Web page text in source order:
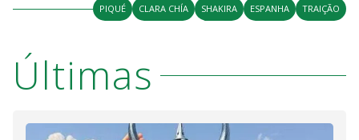
PIQUÉ CLARA CHÍA SHAKIRA ESPANHA TRAIÇÃO
Últimas